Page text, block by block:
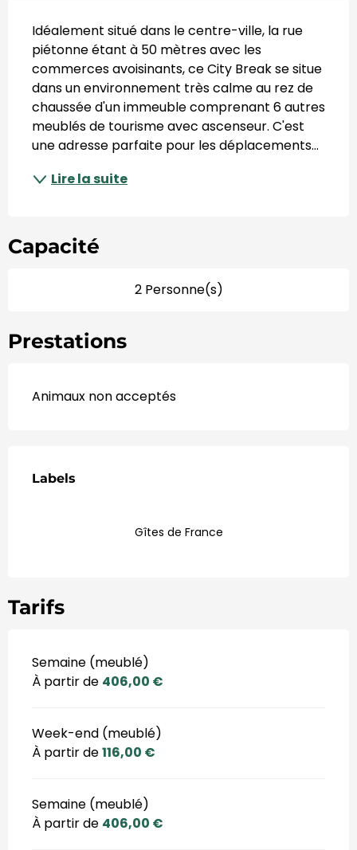
Idéalement situé dans le centre-ville, la rue
piétonne étant à 50 mètres avec les
commerces avoisinants, ce City Break se situe
dans un environnement très calme au rez de
chaussée d'un immeuble comprenant 6 autres
meublés de tourisme avec ascenseur. C'est
une adresse parfaite pour les déplacements...
Lire la suite
Capacité
2 Personne(s)
Prestations
Animaux non acceptés
Labels
Labels
Gîtes de France
Tarifs
Semaine (meublé)
À partir de 406,00 €
Week-end (meublé)
À partir de116,00 €
Semaine (meublé)
À partir de 406,00 €